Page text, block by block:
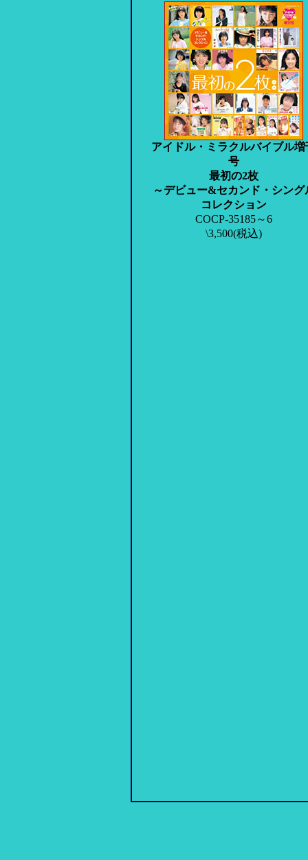
アイドル・ミラクルバイブル増
号
最初の2枚
～デビュー&セカンド・シング
コレクション
COCP-35185～6
\3,500(税込)